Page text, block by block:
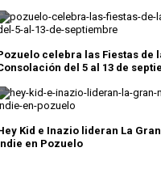
celebra las Fiestas de
del 5 al 13 de
Kid e Inazio lideran La
en Pozuelo